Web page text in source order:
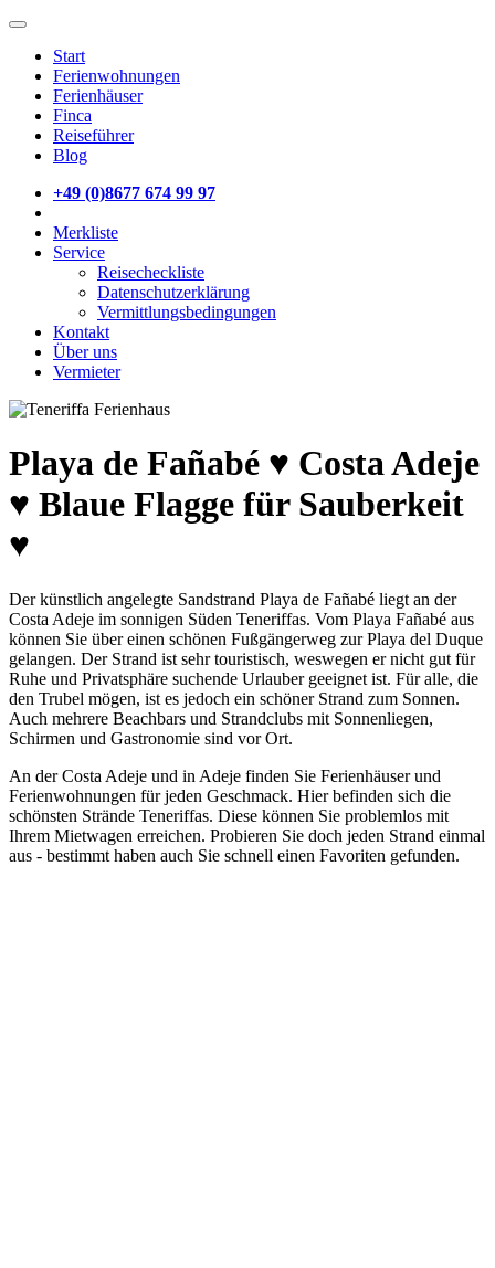
Start
Ferienwohnungen
Ferienhäuser
Finca
Reiseführer
Blog
+49 (0)8677 674 99 97
Merkliste
Service
Reisecheckliste
Datenschutzerklärung
Vermittlungsbedingungen
Kontakt
Über uns
Vermieter
Playa de Fañabé ♥ Costa Adeje
♥ Blaue Flagge für Sauberkeit
♥
Der künstlich angelegte Sandstrand Playa de Fañabé liegt an der
Costa Adeje im sonnigen Süden Teneriffas. Vom Playa Fañabé aus
können Sie über einen schönen Fußgängerweg zur Playa del Duque
gelangen. Der Strand ist sehr touristisch, weswegen er nicht gut für
Ruhe und Privatsphäre suchende Urlauber geeignet ist. Für alle, die
den Trubel mögen, ist es jedoch ein schöner Strand zum Sonnen.
Auch mehrere Beachbars und Strandclubs mit Sonnenliegen,
Schirmen und Gastronomie sind vor Ort.
An der Costa Adeje und in Adeje finden Sie Ferienhäuser und
Ferienwohnungen für jeden Geschmack. Hier befinden sich die
schönsten Strände Teneriffas. Diese können Sie problemlos mit
Ihrem Mietwagen erreichen. Probieren Sie doch jeden Strand einmal
aus - bestimmt haben auch Sie schnell einen Favoriten gefunden.